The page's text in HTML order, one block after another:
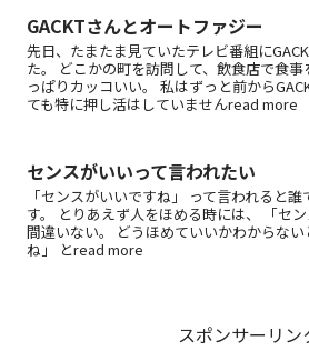
GACKTさんとオートファジー
先日、たまたま見ていたテレビ番組に
た。 どこかの町を訪問して、飲食店で食
っぱりカッコいい。 私はずっと前から
ても特に押し活はしていませんread more
センスがいいって言われたい
「センスがいいですね」 って言われると
す。 とりあえず人をほめる時には、 「セ
間違いない。 どうほめていいかわからな
ね」 とread more
スポンサーリン